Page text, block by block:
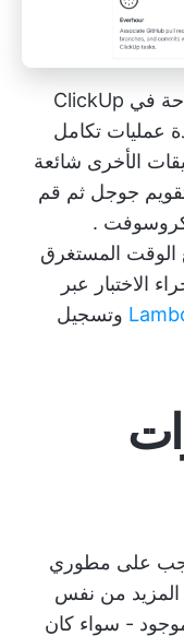
استعرض التطبيقات والتكاملات المتاحة في ClickUp
عمليات تكامل
الأخرى شائعة
جوجل ثم قم
.
الوقت المستغرق
الاختبار عبر
وتسجيل
يجب على مطوري
المزيد من نفس
- سواء كان